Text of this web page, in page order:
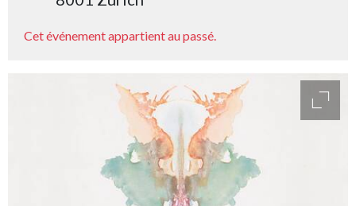
Cet événement appartient au passé.